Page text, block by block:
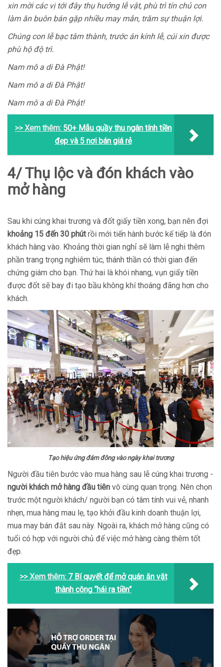
xin mời các vị tới đây thụ hưởng lễ vật, phù trì tín chủ con
làm ăn buôn bán gặp nhiều may mắn, trăm sự thuận lợi.
Chúng con lễ bạc tâm thành, trước án kính lễ, cúi xin được
phù hộ độ trì.
Nam mô a di Đà Phật!
Nam mô a di Đà Phật!
Nam mô a di Đà Phật!
>> Xem thêm: 50+ Mẫu quầy thu ngân tính tiền
đẹp và 5 nơi bán giá rẻ
4/ Thụ lộc và đón khách vào
mở hàng
Sau khi cúng khai trương và đốt giấy tiền xong, bạn nên đợi
khoảng 15 đến 30 phútrồi mới tiến hành bước kế tiếp là đón
khách hàng vào. Khoảng thời gian nghỉ sẽ làm lễ nghi thêm
phần trang trọng nghiêm túc, thánh thần có thời gian đến
chứng giám cho bạn. Thứ hai là khói nhang, vụn giấy tiền
được đốt sẽ bay đi tạo bầu không khí thoáng đãng hơn cho
khách.
Tạo hiệu ứng đám đông vào ngày khai trương
Người đầu tiên bước vào mua hàng sau lễ cúng khai trương -
người khách mở hàng đầu tiên vô cùng quan trọng. Nên chọn
trước một người khách/ người bạn có tâm tính vui vẻ, nhanh
nhẹn, mua hàng mau lẹ, tạo khởi đầu kinh doanh thuận lợi,
mua may bán đắt sau này. Ngoài ra, khách mở hàng cũng có
tuổi có hợp với người chủ để việc mở hàng càng thêm tốt
đẹp.
>> Xem thêm: 7 Bí quyết để mở quán ăn vặt
thành công “hái ra tiền”